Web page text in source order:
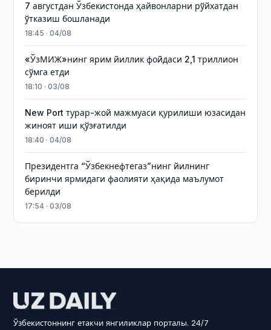
7 августдан Ўзбекистонда ҳайвонларни рўйхатдан
ўтказиш бошланади
18:45 · 04/08
«ЎзМИЖ»нинг ярим йиллик фойдаси 2,1 триллион
сўмга етди
18:10 · 03/08
New Port турар-жой мажмуаси қурилиши юзасидан
жиноят иши қўзғатилди
18:40 · 04/08
Президентга “Ўзбекнефтегаз”нинг йилнинг
биринчи ярмидаги фаолияти ҳақида маълумот
берилди
17:54 · 03/08
Ўзбекистоннинг етакчи янгиликлар порталы. 24/7